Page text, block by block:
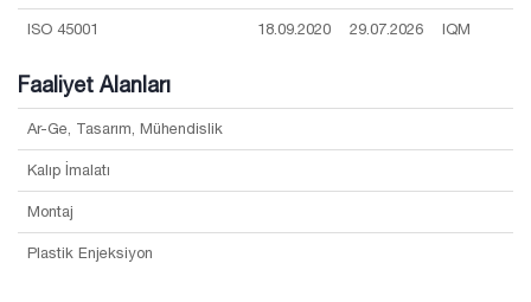
ISO 45001 18.09.2020 29.07.2026 IQM
Faaliyet Alanları
Ar-Ge, Tasarım, Mühendislik
Kalıp İmalatı
Montaj
Plastik Enjeksiyon